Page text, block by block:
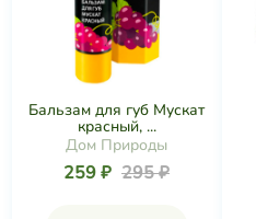
Бальзам для губ Мускат
красный, ...
Дом Природы
259 ₽ 295 ₽